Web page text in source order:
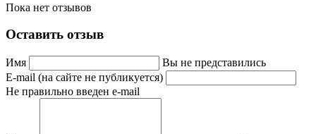
Пока нет отзывов
Оставить отзыв
Имя
Вы не представились
E-mail (на сайте не публикуется)
Не правильно введен e-mail